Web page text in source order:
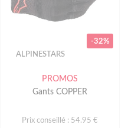
-32%
ALPINESTARS
PROMOS
Gants COPPER
Prix conseillé : 54.95 €